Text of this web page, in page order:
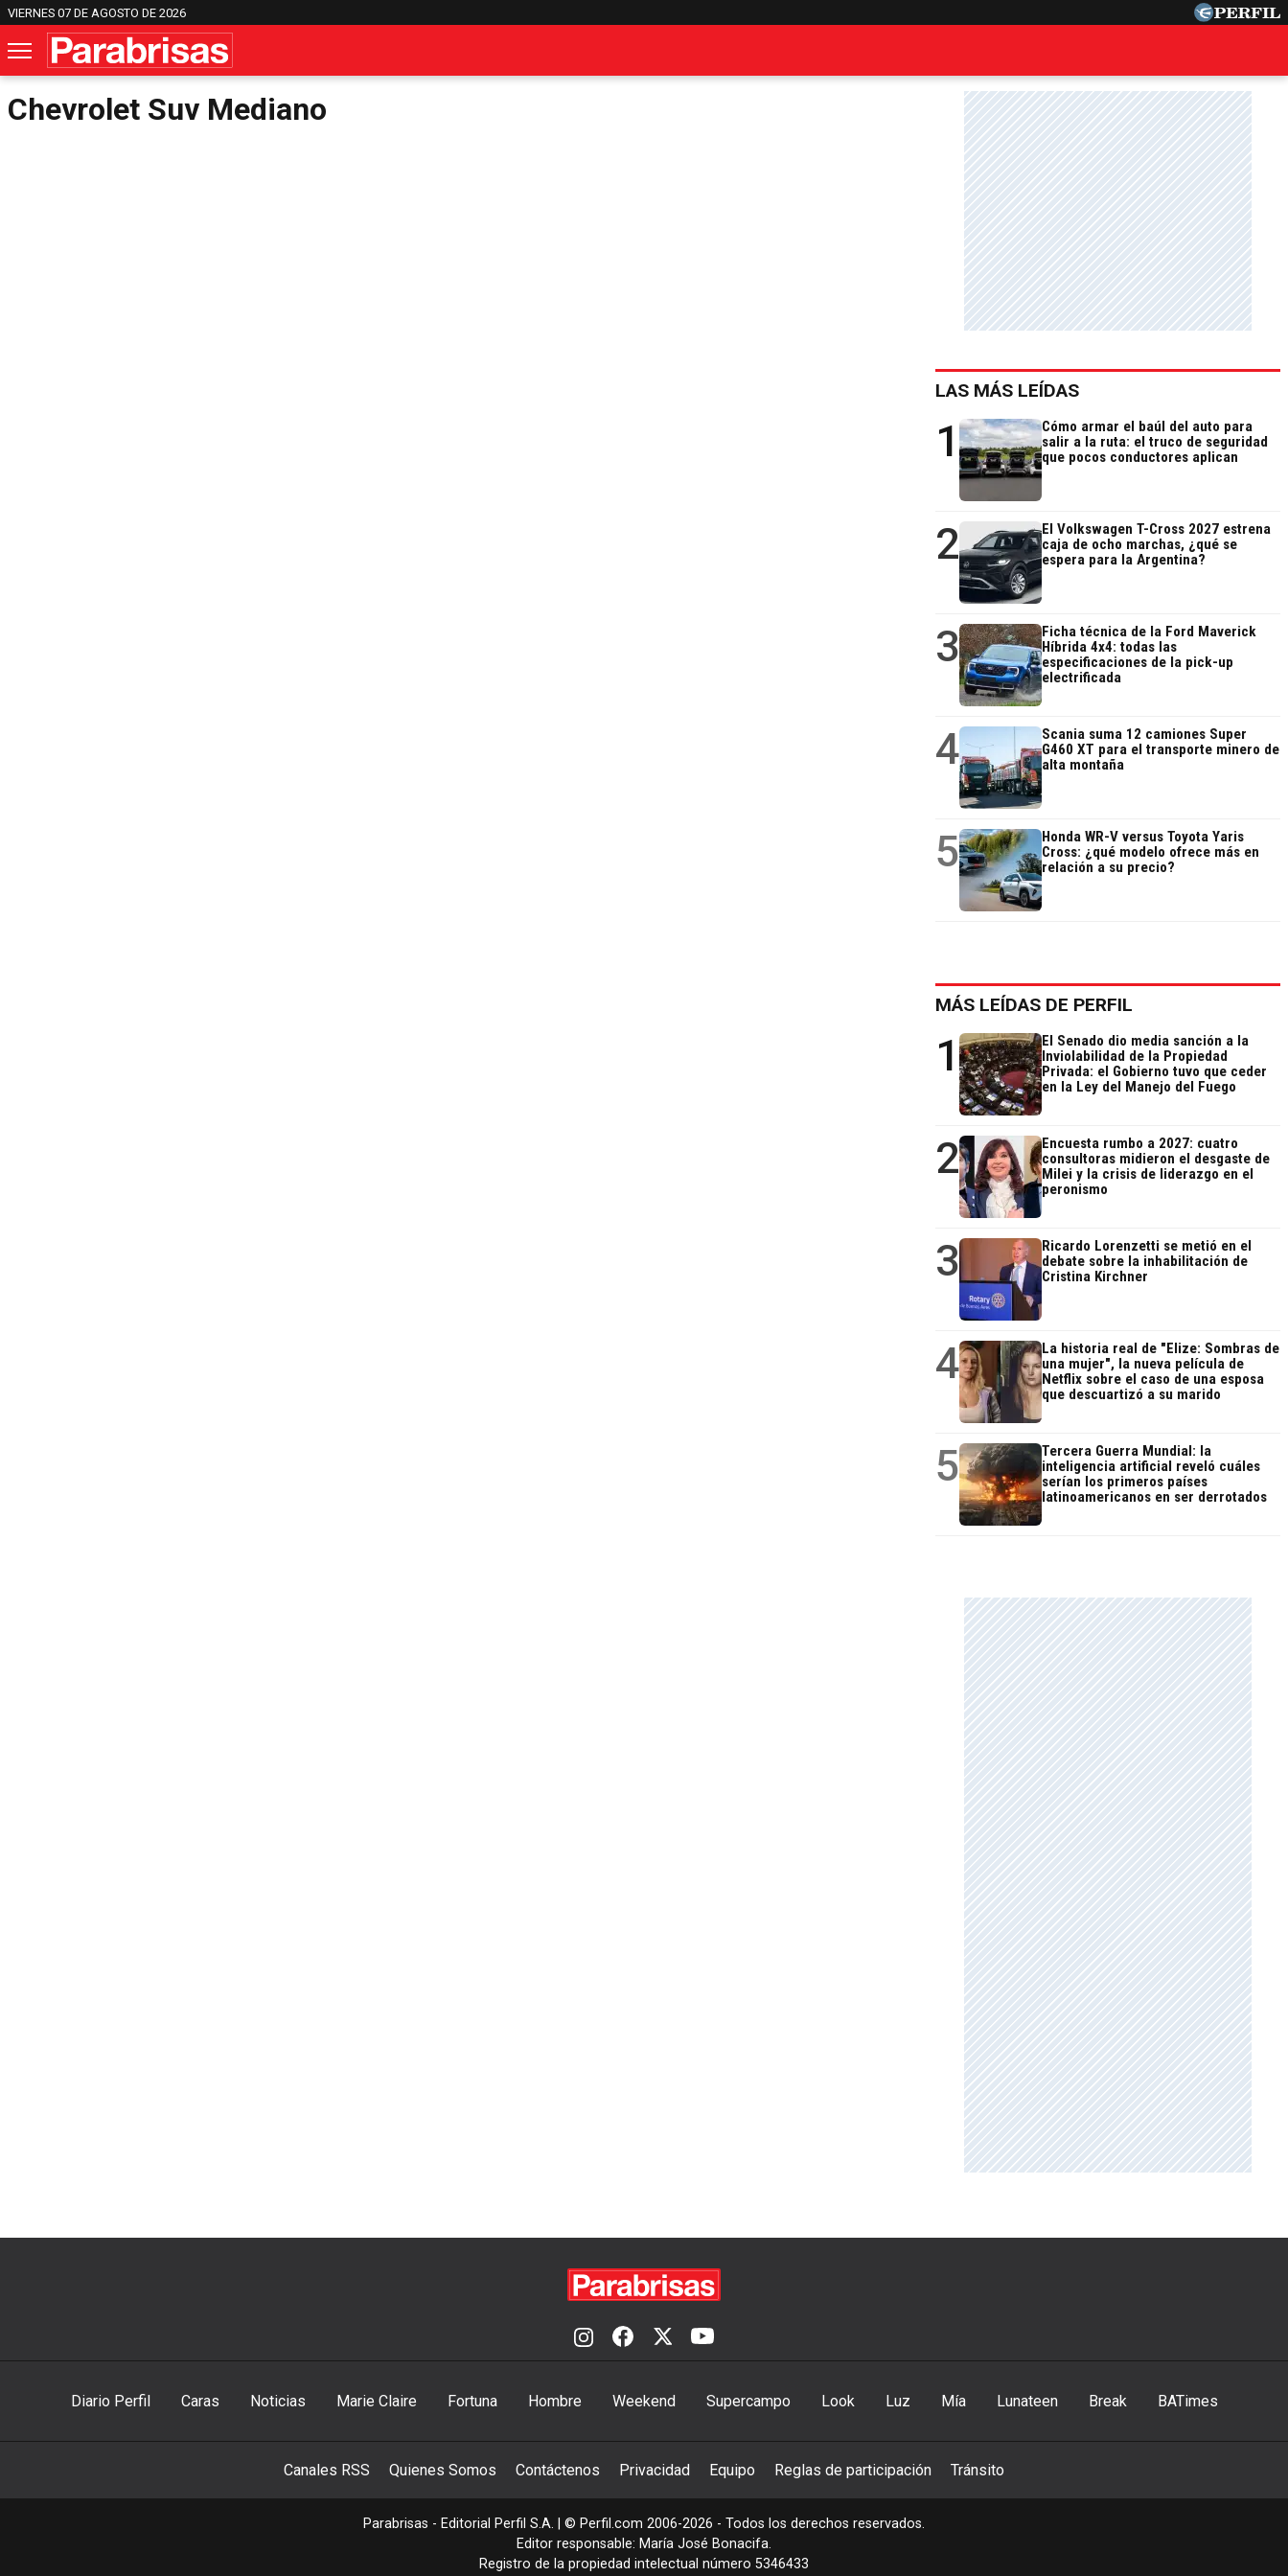
VIERNES 07 DE AGOSTO DE 2026
Chevrolet Suv Mediano
LAS MÁS LEÍDAS
1
Cómo armar el baúl del auto para
salir a la ruta: el truco de seguridad
que pocos conductores aplican
2
El Volkswagen T-Cross 2027 estrena
caja de ocho marchas, ¿qué se
espera para la Argentina?
3
Ficha técnica de la Ford Maverick
Híbrida 4x4: todas las
especificaciones de la pick-up
electrificada
4
Scania suma 12 camiones Super
G460 XT para el transporte minero de
alta montaña
5
Honda WR-V versus Toyota Yaris
Cross: ¿qué modelo ofrece más en
relación a su precio?
MÁS LEÍDAS DE PERFIL
1
El Senado dio media sanción a la
Inviolabilidad de la Propiedad
Privada: el Gobierno tuvo que ceder
en la Ley del Manejo del Fuego
2
Encuesta rumbo a 2027: cuatro
consultoras midieron el desgaste de
Milei y la crisis de liderazgo en el
peronismo
3
Ricardo Lorenzetti se metió en el
debate sobre la inhabilitación de
Cristina Kirchner
4
La historia real de "Elize: Sombras de
una mujer", la nueva película de
Netflix sobre el caso de una esposa
que descuartizó a su marido
5
Tercera Guerra Mundial: la
inteligencia artificial reveló cuáles
serían los primeros países
latinoamericanos en ser derrotados
Diario Perfil Caras Noticias Marie Claire Fortuna Hombre Weekend Supercampo Look Luz Mía Lunateen Break BATimes
Canales RSS Quienes Somos Contáctenos Privacidad Equipo Reglas de participación Tránsito
Parabrisas - Editorial Perfil S.A. | © Perfil.com 2006-2026 - Todos los derechos reservados.
Editor responsable: María José Bonacifa.
Registro de la propiedad intelectual número 5346433